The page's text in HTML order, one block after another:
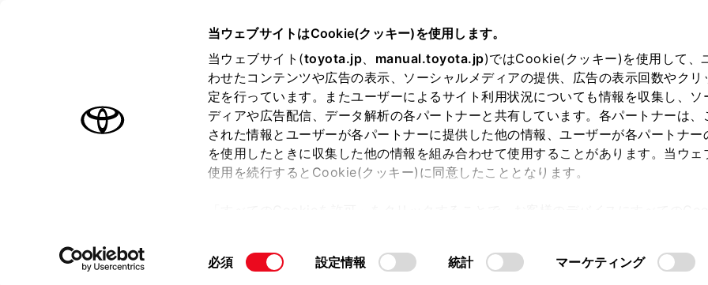
当ウェブサイトはCookie(クッキー)を使用します。
当ウェブサイト(toyota.jp、 manual.toyota.jp)ではCookie(クッキー)を使用して、
わせたコンテンツや広告の表示、ソーシャルメディアの提供、広告の表示回数やクリ
定を行っています。またユーザーによるサイト利用状況についても情報を収集し、ソ
ディアや広告配信、データ解析の各パートナーと共有しています。各パートナーは、
された情報とユーザーが各パートナーに提供した他の情報、ユーザーが各パートナー
を使用したときに収集した他の情報を組み合わせて使用することがあります。当ウェ
使用を続行するとCookie(クッキー)に同意したこととなります。
て」をご覧ください。
同
必須 設定情報 統計 マーケティング
オーナーサポート トピックス
ウェルキャブ | 福祉車両
Top 目的から探す クルマから探す 用品を探す 試す・相談す